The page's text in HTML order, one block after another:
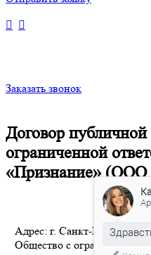
Заказать звонок
Договор
ограниченной
«Признание» (ООО
Адрес: г. Санкт-Петербург
Общество с ограниченной